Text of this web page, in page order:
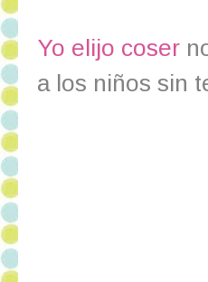
Yo elijo coser
a los niños sin